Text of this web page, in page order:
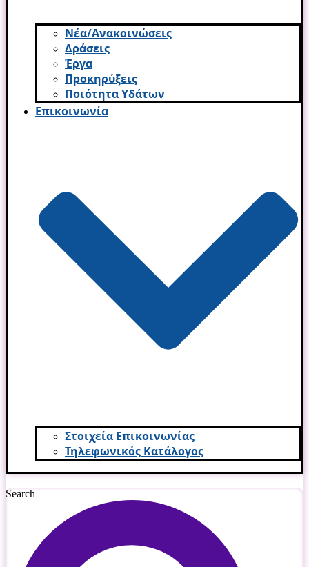
Νέα/Ανακοινώσεις
Δράσεις
Έργα
Προκηρύξεις
Ποιότητα Υδάτων
Επικοινωνία
Στοιχεία Επικοινωνίας
Τηλεφωνικός Κατάλογος
Search